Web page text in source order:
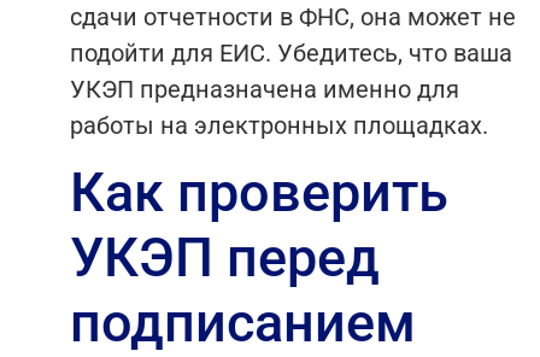
сдачи отчетности в ФНС, она может не
подойти для ЕИС. Убедитесь, что ваша
УКЭП предназначена именно для
работы на электронных площадках.
Как проверить
УКЭП перед
подписанием